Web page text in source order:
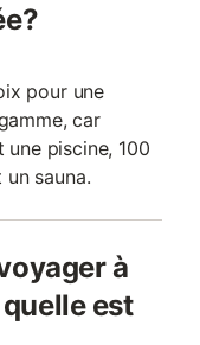
pour une
car
une piscine, 100
sauna.
à
est